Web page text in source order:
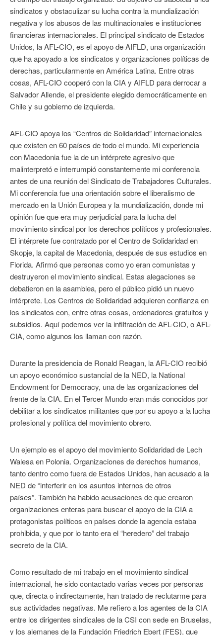
sindicatos y obstaculizar su lucha contra la mundialización
negativa y los abusos de las multinacionales e instituciones
financieras internacionales. El principal sindicato de Estados
Unidos, la AFL-CIO, es el apoyo de AIFLD, una organización
que ha apoyado a los sindicatos y organizaciones políticas de
derechas, particularmente en América Latina. Entre otras
cosas, AFL-CIO cooperó con la CIA y AIFLD para derrocar a
Salvador Allende, el presidente elegido democráticamente en
Chile y su gobierno de izquierda.
AFL-CIO apoya los “Centros de Solidaridad” internacionales
que existen en 60 países de todo el mundo. Mi experiencia
con Macedonia fue la de un intérprete agresivo que
malinterpretó e interrumpió constantemente mi conferencia
antes de una reunión del Sindicato de Trabajadores Culturales.
Mi conferencia fue una orientación sobre el liberalismo de
mercado en la Unión Europea y la mundialización, donde mi
opinión fue que era muy perjudicial para la lucha del
movimiento sindical por los derechos políticos y profesionales.
El intérprete fue contratado por el Centro de Solidaridad en
Skopje, la capital de Macedonia, después de sus estudios en
Florida. Afirmó que personas como yo eran comunistas y
destruyeron el movimiento sindical. Estas alegaciones se
debatieron en la asamblea, pero el público pidió un nuevo
intérprete. Los Centros de Solidaridad adquieren confianza en
los sindicatos con, entre otras cosas, ordenadores gratuitos y
subsidios. Aquí podemos ver la infiltración de AFL-CIO, o AFL-
CIA, como algunos los llaman con razón.
Durante la presidencia de Ronald Reagan, la AFL-CIO recibió
un apoyo económico sustancial de la NED, la National
Endowment for Democracy, una de las organizaciones del
frente de la CIA. En el Tercer Mundo eran más conocidos por
debilitar a los sindicatos militantes que por su apoyo a la lucha
profesional y política del movimiento obrero.
Un ejemplo es el apoyo del movimiento Solidaridad de Lech
Walesa en Polonia. Organizaciones de derechos humanos,
tanto dentro como fuera de Estados Unidos, han acusado a la
NED de “interferir en los asuntos internos de otros
países”. También ha habido acusaciones de que crearon
organizaciones enteras para buscar el apoyo de la CIA a
protagonistas políticos en países donde la agencia estaba
prohibida, y que por lo tanto era el “heredero” del trabajo
secreto de la CIA.
Como resultado de mi trabajo en el movimiento sindical
internacional, he sido contactado varias veces por personas
que, directa o indirectamente, han tratado de reclutarme para
sus actividades negativas. Me refiero a los agentes de la CIA
entre los dirigentes sindicales de la CSI con sede en Bruselas,
y los alemanes de la Fundación Friedrich Ebert (FES), que